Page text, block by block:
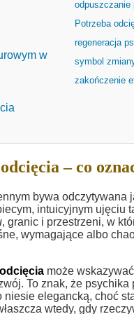
w
odpuszczanie
Potrzeba
regeneracja
symbol
zakończenie
– co
bywa odczytywana
intuicyjnym ujęciu
, granic i przestrzeni, w
wymagające albo
może
To znak, że
elegancką, choć
wtedy, gdy